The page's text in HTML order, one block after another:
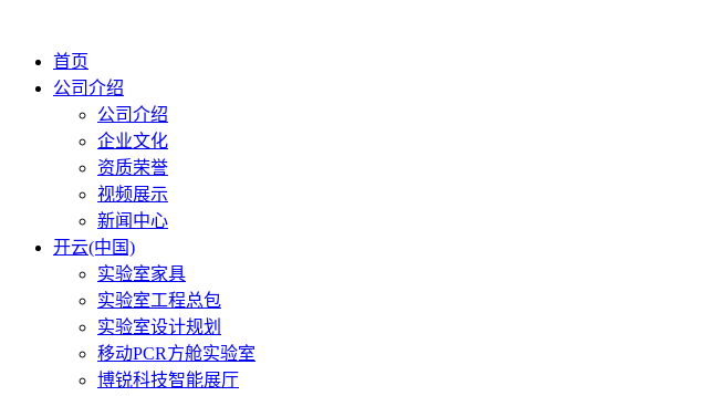
首页
公司介绍
公司介绍
企业文化
资质荣誉
视频展示
新闻中心
开云(中国)
实验室家具
实验室工程总包
实验室设计规划
移动PCR方舱实验室
博锐科技智能展厅